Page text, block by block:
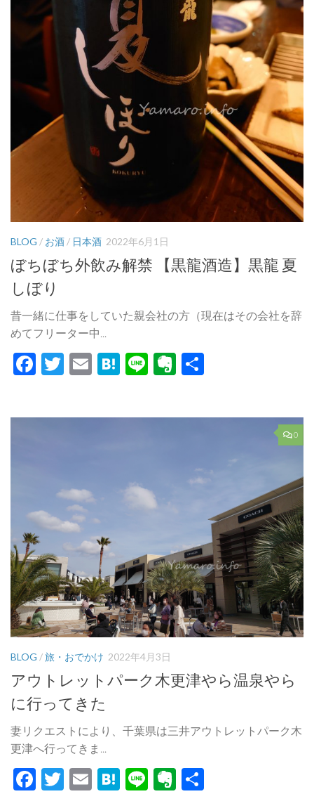
BLOG / お酒 / 日本酒 2022年6月1日
ぼちぼち外飲み解禁 【黒龍酒造】黒龍 夏
しぼり
昔一緒に仕事をしていた親会社の方（現在はその会社を辞
めてフリーター中...
Facebook
Twitter
EmailHatena
LineEvernote
0
BLOG /旅・おでかけ 2022年4月3日
アウトレットパーク木更津やら温泉やら
に行ってきた
妻リクエストにより、千葉県は三井アウトレットパーク木
更津へ行ってきま...
Facebook
Twitter
EmailHatena
LineEvernote